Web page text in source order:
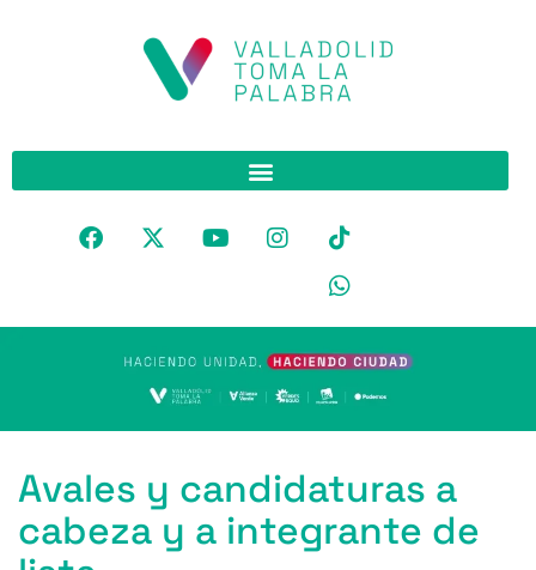
Avales y candidaturas a
cabeza y a integrante de